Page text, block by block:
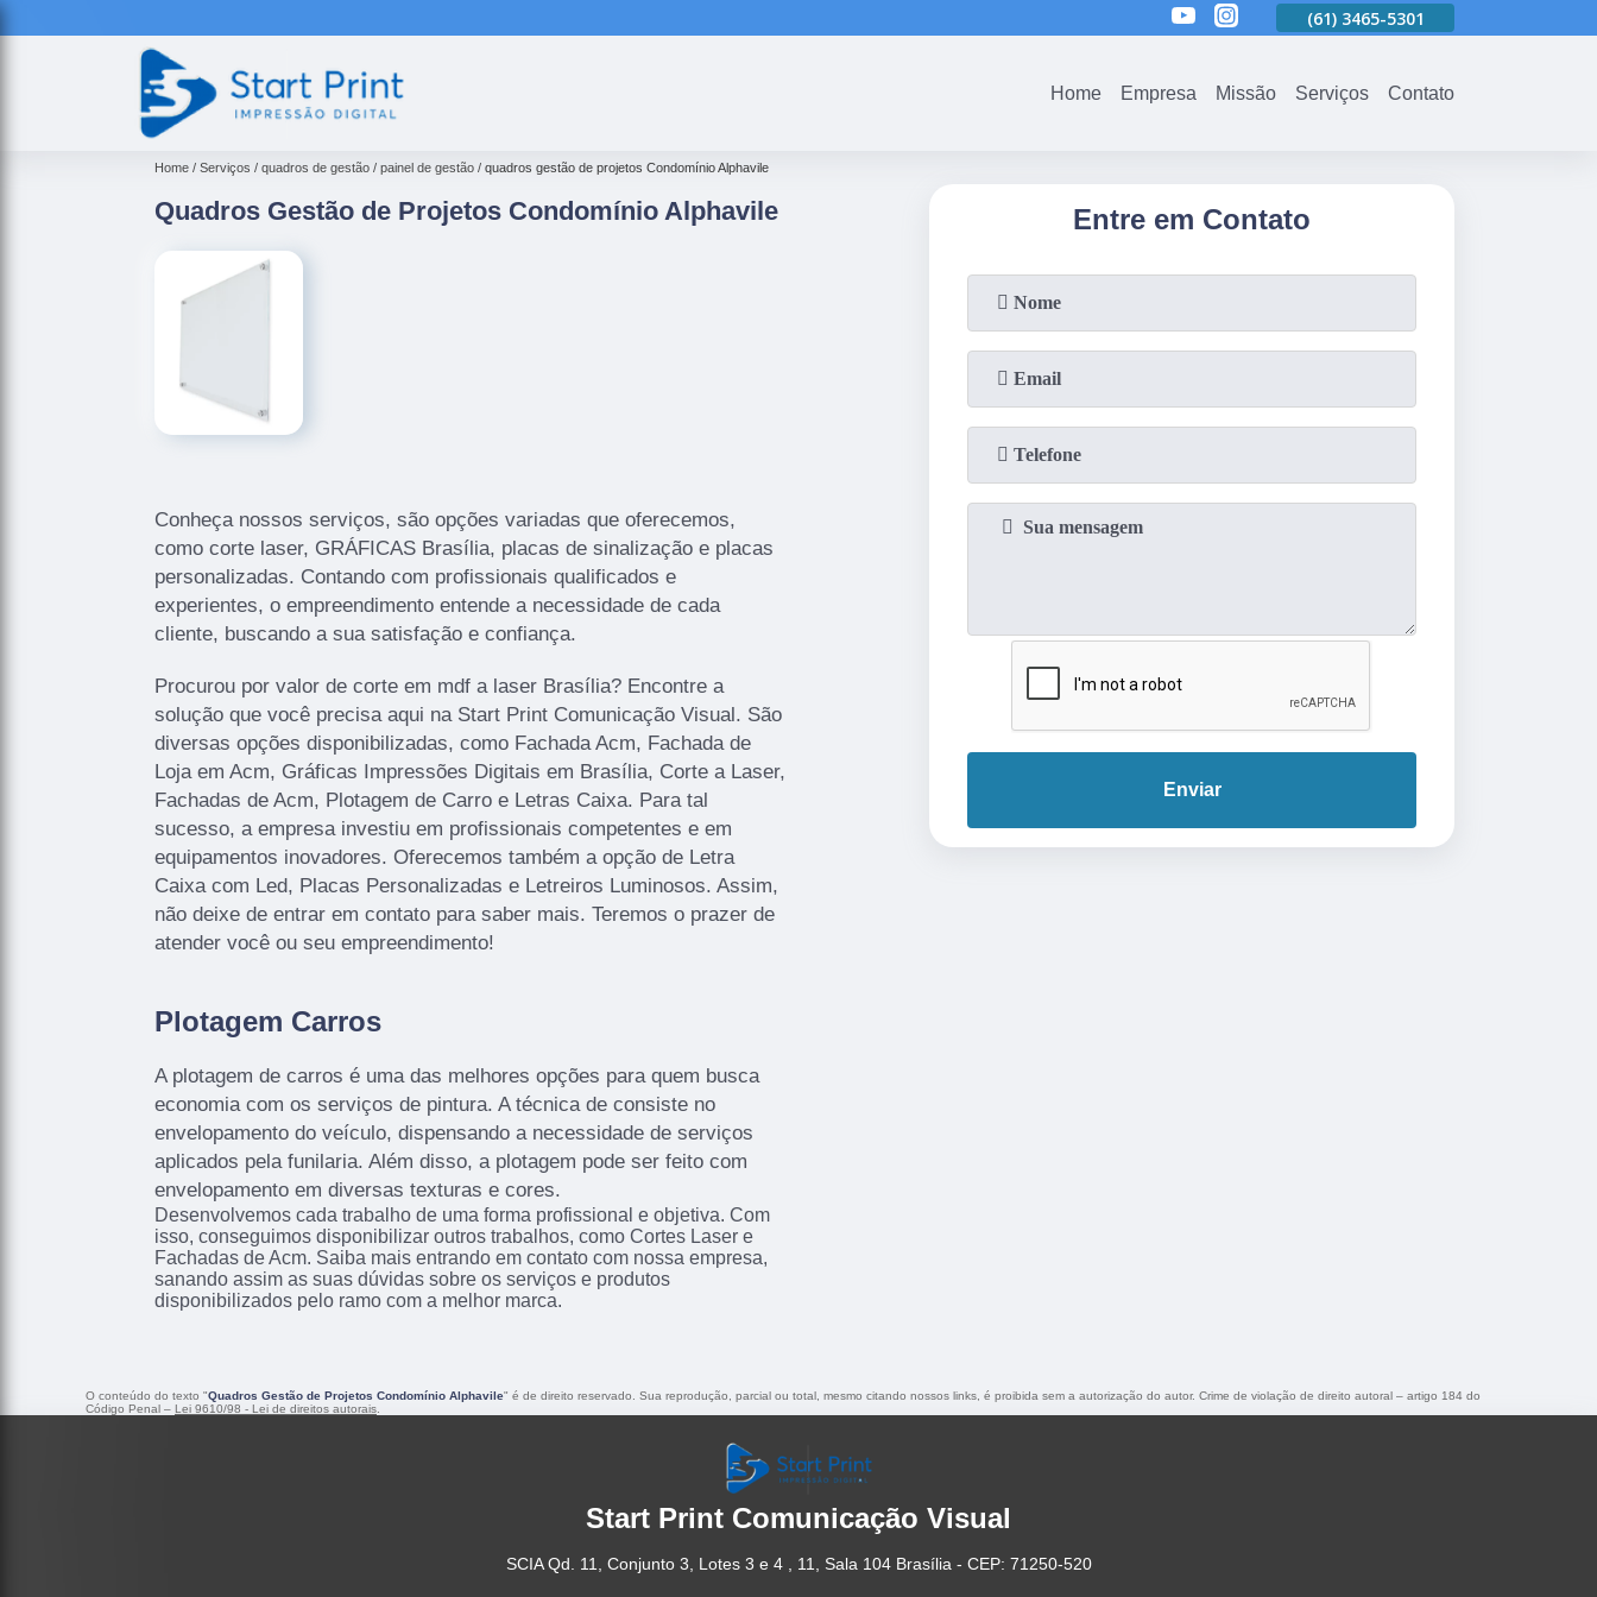
3465-5301 (61) 3465-5301
Home Empresa Missão Serviços Contato
Home Serviços quadros de gestão painel de gestão quadros gestão de projetos Condomínio Alphavile
Quadros Gestão de Projetos Condomínio Alphavile
Conheça nossos serviços, são opções variadas que oferecemos,
como corte laser, GRÁFICAS Brasília, placas de sinalização e placas
personalizadas. Contando com profissionais qualificados e
experientes, o empreendimento entende a necessidade de cada
cliente, buscando a sua satisfação e confiança.
Procurou por valor de corte em mdf a laser Brasília? Encontre a
solução que você precisa aqui na Start Print Comunicação Visual. São
diversas opções disponibilizadas, como Fachada Acm, Fachada de
Loja em Acm, Gráficas Impressões Digitais em Brasília, Corte a Laser,
Fachadas de Acm, Plotagem de Carro e Letras Caixa. Para tal
sucesso, a empresa investiu em profissionais competentes e em
equipamentos inovadores. Oferecemos também a opção de Letra
Caixa com Led, Placas Personalizadas e Letreiros Luminosos. Assim,
não deixe de entrar em contato para saber mais. Teremos o prazer de
atender você ou seu empreendimento!
Plotagem Carros
A plotagem de carros é uma das melhores opções para quem busca
economia com os serviços de pintura. A técnica de consiste no
envelopamento do veículo, dispensando a necessidade de serviços
aplicados pela funilaria. Além disso, a plotagem pode ser feito com
envelopamento em diversas texturas e cores.
Desenvolvemos cada trabalho de uma forma profissional e objetiva. Com
isso, conseguimos disponibilizar outros trabalhos, como Cortes Laser e
Fachadas de Acm. Saiba mais entrando em contato com nossa empresa,
sanando assim as suas dúvidas sobre os serviços e produtos
disponibilizados pelo ramo com a melhor marca.
Entre em Contato
Enviar
O conteúdo do texto "Quadros Gestão de Projetos Condomínio Alphavile" é de direito reservado. Sua reprodução, parcial ou total, mesmo citando nossos links, é proibida sem a autorização do autor. Crime de violação de direito autoral – artigo 184 do
Código Penal – Lei 9610/98 - Lei de direitos autorais
Start Print Comunicação Visual
SCIA Qd. 11, Conjunto 3, Lotes 3 e 4 , 11, Sala 104 Brasília - CEP: 71250-520